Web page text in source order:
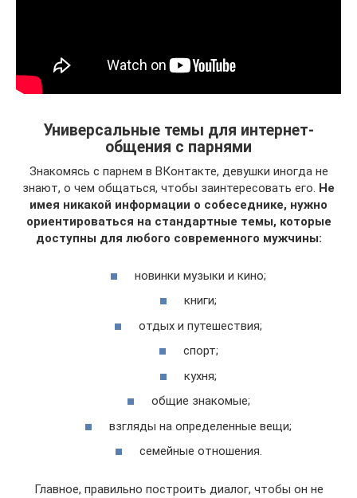
Универсальные темы для интернет-
общения с парнями
Знакомясь с парнем в ВКонтакте, девушки иногда не
знают, о чем общаться, чтобы заинтересовать его. Не
имея никакой информации о собеседнике, нужно
ориентироваться на стандартные темы, которые
доступны для любого современного мужчины:
новинки музыки и кино;
книги;
отдых и путешествия;
спорт;
кухня;
общие знакомые;
взгляды на определенные вещи;
семейные отношения.
Главное, правильно построить диалог, чтобы он не